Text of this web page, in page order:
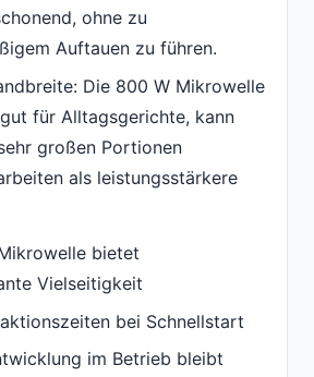
ohne zu
Auftauen zu führen.
Die 800 W Mikrowelle
für Alltagsgerichte, kann
großen Portionen
als leistungsstärkere
bietet
Vielseitigkeit
bei Schnellstart
im Betrieb bleibt